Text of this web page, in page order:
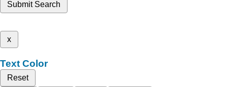
Submit Search
x
Text Color
Reset